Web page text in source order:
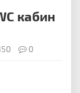
кабин
0